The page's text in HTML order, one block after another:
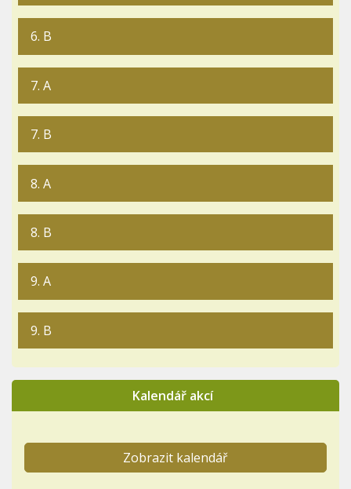
6. B
7. A
7. B
8. A
8. B
9. A
9. B
Kalendář akcí
Zobrazit kalendář